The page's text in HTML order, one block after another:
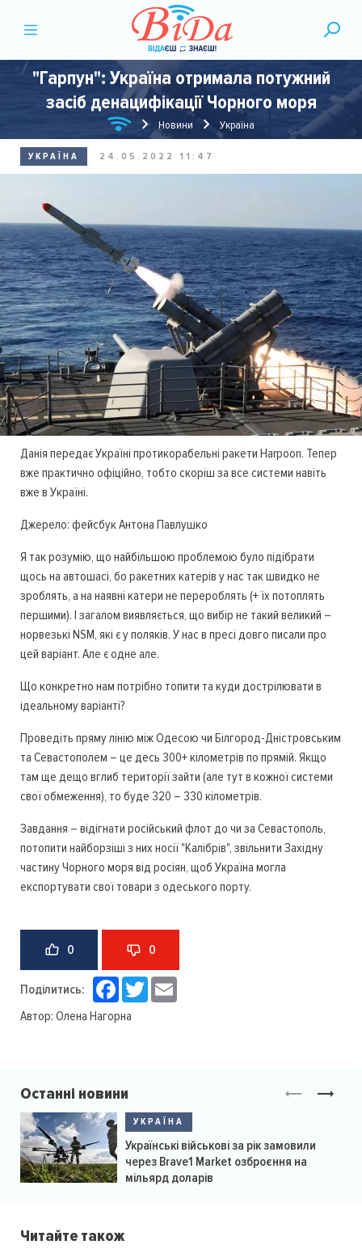
"Гарпун": Україна отримала потужний
засіб денацифікації Чорного моря
Новини Україна
УКРАЇНА 24.05.2022 11:47
Данія передає Україні протикорабельні ракети Harpoon. Тепер
вже практично офіційно, тобто скоріш за все системи навіть
вже в Україні.
Джерело: фейсбук Антона Павлушко
Я так розумію, що найбільшою проблемою було підібрати
щось на автошасі, бо ракетних катерів у нас так швидко не
зроблять, а на наявні катери не перероблять (+ їх потоплять
першими). І загалом виявляється, що вибір не такий великий –
норвезькі NSM, які є у поляків. У нас в пресі довго писали про
цей варіант. Але є одне але.
Що конкретно нам потрібно топити та куди дострілювати в
ідеальному варіанті?
Проведіть пряму лінію між Одесою чи Білгород-Дністровським
та Севастополем – це десь 300+ кілометрів по прямій. Якщо
там ще дещо вглиб території зайти (але тут в кожної системи
свої обмеження), то буде 320 – 330 кілометрів.
Завдання – відігнати російський флот до чи за Севастополь,
потопити найборзіші з них носії "Калібрів", звільнити Західну
частину Чорного моря від росіян, щоб Україна могла
експортувати свої товари з одеського порту.
0 0
Поділитись: Facebook
Twitter
Автор: Олена Нагорна
Останні новини
УКРАЇНА
Українські військові за рік замовили
через Brave1 Market озброєння на
мільярд доларів
Читайте також